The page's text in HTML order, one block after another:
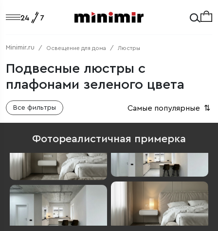
Minimir.ru Освещение для дома Люстры
Подвесные люстры с
плафонами зеленого цвета
Все фильтры Самые популярные ⇅
Фотореалистичная примерка